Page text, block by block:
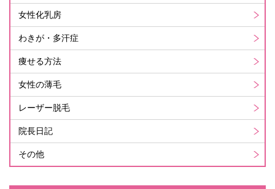
女性化乳房
わきが・多汗症
痩せる方法
女性の薄毛
レーザー脱毛
院長日記
その他